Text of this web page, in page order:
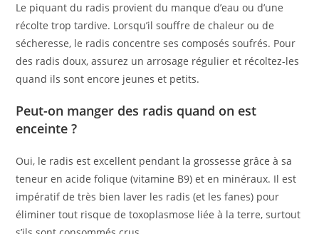
Le piquant du radis provient du manque d’eau ou d’une
récolte trop tardive. Lorsqu’il souffre de chaleur ou de
sécheresse, le radis concentre ses composés soufrés. Pour
des radis doux, assurez un arrosage régulier et récoltez-les
quand ils sont encore jeunes et petits.
Peut-on manger des radis quand on est
enceinte ?
Oui, le radis est excellent pendant la grossesse grâce à sa
teneur en acide folique (vitamine B9) et en minéraux. Il est
impératif de très bien laver les radis (et les fanes) pour
éliminer tout risque de toxoplasmose liée à la terre, surtout